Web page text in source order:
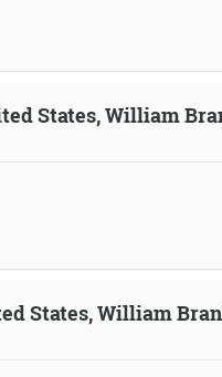
States, William
States, William